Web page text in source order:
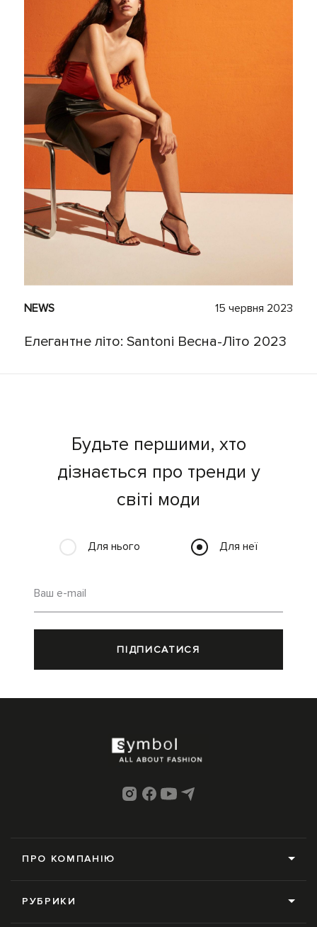
NEWS 15 червня 2023
Елегантне літо: Santoni Весна-Літо 2023
Будьте першими, хто
дізнається про тренди у
світі моди
Для нього Для неї
Ваш e-mail
ПІДПИСАТИСЯ
ПРО КОМПАНІЮ
РУБРИКИ